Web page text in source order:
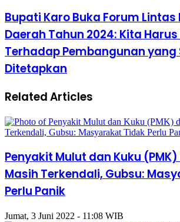
Bupati Karo Buka Forum
Daerah Tahun 2024: Kita
Terhadap Pembangunan yang
Ditetapkan
Related Articles
Penyakit Mulut dan Kuku
Masih Terkendali, Gubsu:
Perlu Panik
Jumat, 3 Juni 2022 - 11:08 WIB